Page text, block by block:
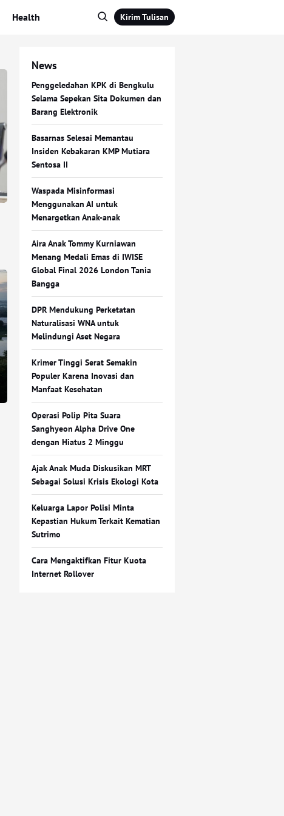
Health Kirim Tulisan
News
Penggeledahan KPK di Bengkulu
Selama Sepekan Sita Dokumen dan
Barang Elektronik
Basarnas Selesai Memantau
Insiden Kebakaran KMP Mutiara
Sentosa II
Waspada Misinformasi
Menggunakan AI untuk
Menargetkan Anak-anak
Aira Anak Tommy Kurniawan
Menang Medali Emas di IWISE
Global Final 2026 London Tania
Bangga
DPR Mendukung Perketatan
Naturalisasi WNA untuk
Melindungi Aset Negara
Krimer Tinggi Serat Semakin
Populer Karena Inovasi dan
Manfaat Kesehatan
Operasi Polip Pita Suara
Sanghyeon Alpha Drive One
dengan Hiatus 2 Minggu
Ajak Anak Muda Diskusikan MRT
Sebagai Solusi Krisis Ekologi Kota
Keluarga Lapor Polisi Minta
Kepastian Hukum Terkait Kematian
Sutrimo
Cara Mengaktifkan Fitur Kuota
Internet Rollover